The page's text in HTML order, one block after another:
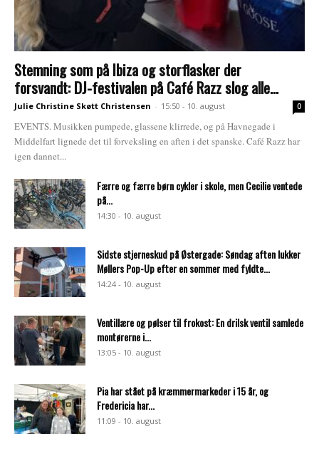
Stemning som på Ibiza og storflasker der
forsvandt: DJ-festivalen på Café Razz slog alle...
Julie Christine Skøtt Christensen - 15:50 - 10. august 0
EVENTS. Musikken pumpede, glassene klirrede, og på Havnegade i
Middelfart lignede det til forveksling en aften i det spanske. Café Razz har
igen dannet...
Færre og færre børn cykler i skole, men Cecilie ventede
på...
14:30 - 10. august
Sidste stjerneskud på Østergade: Søndag aften lukker
Møllers Pop-Up efter en sommer med fyldte...
14:24 - 10. august
Ventillære og pølser til frokost: En drilsk ventil samlede
montørerne i...
13:05 - 10. august
Pia har stået på kræmmermarkeder i 15 år, og
Fredericia har...
11:09 - 10. august